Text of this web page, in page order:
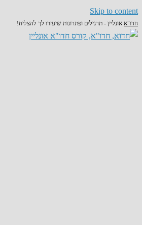
Skip to content
חדו"א אונליין - תרגילים ופתרונות שיעזרו לך להצליח!